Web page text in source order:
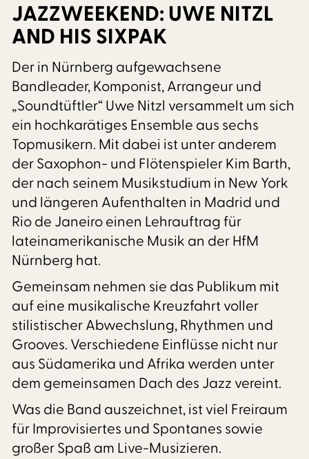
JAZZWEEKEND: UWE NITZL
AND HIS SIXPAK
Der in Nürnberg aufgewachsene
Bandleader, Komponist, Arrangeur und
„Soundtüftler“ Uwe Nitzl versammelt um sich
ein hochkarätiges Ensemble aus sechs
Topmusikern. Mit dabei ist unter anderem
der Saxophon- und Flötenspieler Kim Barth,
der nach seinem Musikstudium in New York
und längeren Aufenthalten in Madrid und
Rio de Janeiro einen Lehrauftrag für
lateinamerikanische Musik an der HfM
Nürnberg hat.
Gemeinsam nehmen sie das Publikum mit
auf eine musikalische Kreuzfahrt voller
stilistischer Abwechslung, Rhythmen und
Grooves. Verschiedene Einflüsse nicht nur
aus Südamerika und Afrika werden unter
dem gemeinsamen Dach des Jazz vereint.
Was die Band auszeichnet, ist viel Freiraum
für Improvisiertes und Spontanes sowie
großer Spaß am Live-Musizieren.